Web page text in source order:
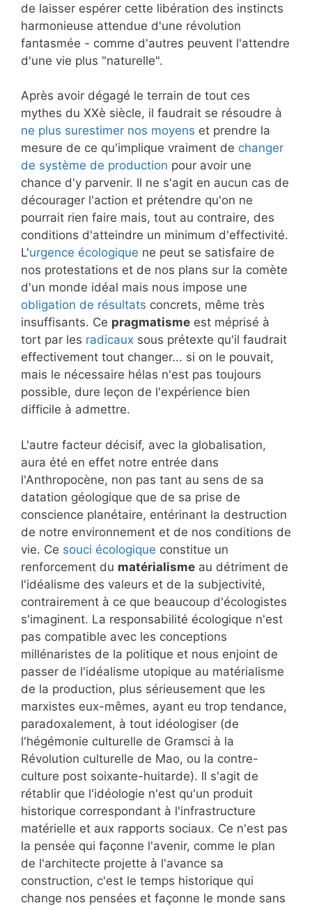
de laisser espérer cette libération des instincts
harmonieuse attendue d'une révolution
fantasmée - comme d'autres peuvent l'attendre
d'une vie plus "naturelle".
Après avoir dégagé le terrain de tout ces
mythes du XXè siècle, il faudrait se résoudre à
ne plus surestimer nos moyens et prendre la
mesure de ce qu'implique vraiment de changer
de système de production pour avoir une
chance d'y parvenir. Il ne s'agit en aucun cas de
décourager l'action et prétendre qu'on ne
pourrait rien faire mais, tout au contraire, des
conditions d'atteindre un minimum d'effectivité.
L'urgence écologique ne peut se satisfaire de
nos protestations et de nos plans sur la comète
d'un monde idéal mais nous impose une
obligation de résultats concrets, même très
insuffisants. Ce pragmatisme est méprisé à
tort par les radicaux sous prétexte qu'il faudrait
effectivement tout changer... si on le pouvait,
mais le nécessaire hélas n'est pas toujours
possible, dure leçon de l'expérience bien
difficile à admettre.
L'autre facteur décisif, avec la globalisation,
aura été en effet notre entrée dans
l'Anthropocène, non pas tant au sens de sa
datation géologique que de sa prise de
conscience planétaire, entérinant la destruction
de notre environnement et de nos conditions de
vie. Ce souci écologique constitue un
renforcement du matérialisme au détriment de
l'idéalisme des valeurs et de la subjectivité,
contrairement à ce que beaucoup d'écologistes
s'imaginent. La responsabilité écologique n'est
pas compatible avec les conceptions
millénaristes de la politique et nous enjoint de
passer de l'idéalisme utopique au matérialisme
de la production, plus sérieusement que les
marxistes eux-mêmes, ayant eu trop tendance,
paradoxalement, à tout idéologiser (de
l'hégémonie culturelle de Gramsci à la
Révolution culturelle de Mao, ou la contre-
culture post soixante-huitarde). Il s'agit de
rétablir que l'idéologie n'est qu'un produit
historique correspondant à l'infrastructure
matérielle et aux rapports sociaux. Ce n'est pas
la pensée qui façonne l'avenir, comme le plan
de l'architecte projette à l'avance sa
construction, c'est le temps historique qui
change nos pensées et façonne le monde sans